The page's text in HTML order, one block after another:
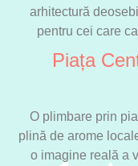
arhitectură
pentru cei care
Piața
O plimbare prin
plină de arome
o imagine reală a